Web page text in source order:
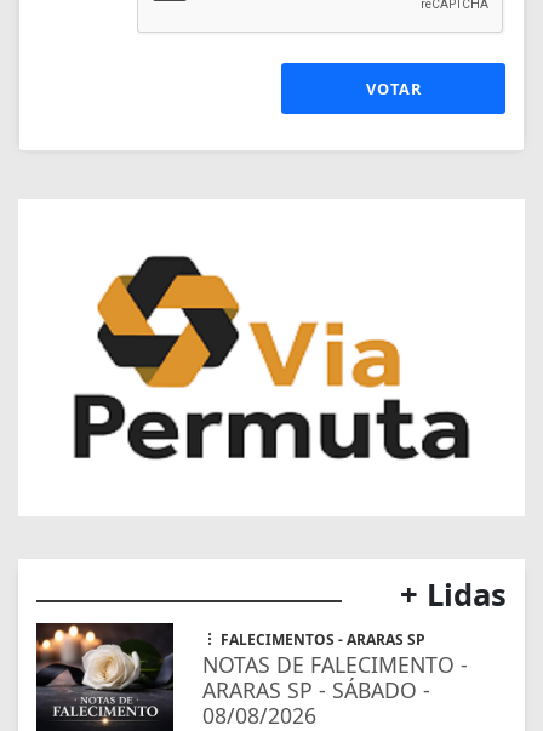
VOTAR
+ Lidas
FALECIMENTOS - ARARAS SP
NOTAS DE FALECIMENTO -
ARARAS SP - SÁBADO -
08/08/2026